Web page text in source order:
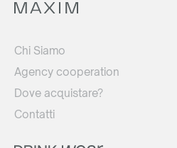
Chi Siamo
Agency cooperation
Dove acquistare?
Contatti